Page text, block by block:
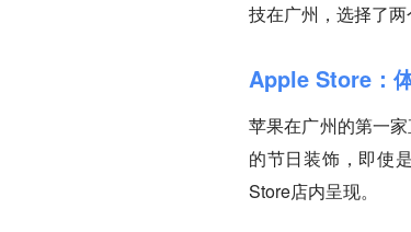
技在广州，选择了
Apple Store：
苹果在广州的第一
的节日装饰，即使
Store店内呈现。